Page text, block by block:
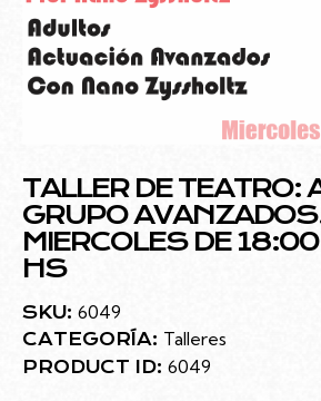
TALLER DE TEATRO:
GRUPO
MIERCOLES DE
HS
SKU: 6049
CATEGORÍA: Talleres
PRODUCT ID: 6049